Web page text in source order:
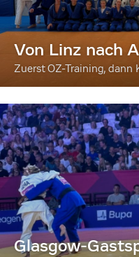
Von Linz nach
Zuerst OZ-Training, dann
Glasgow-